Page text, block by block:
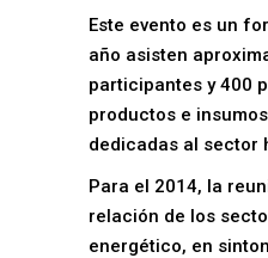
Este evento es un
año asisten
participantes y 400
productos e
dedicadas al sector
Para el 2014, la
relación de los
energético, en